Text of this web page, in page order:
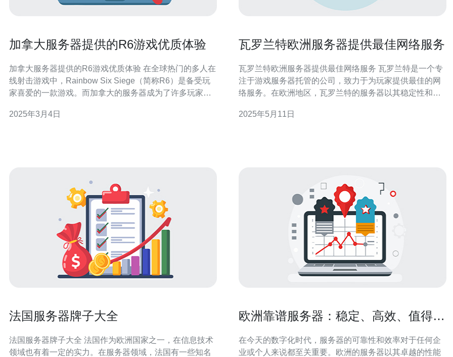
加拿大服务器提供的R6游戏优质体验
加拿大服务器提供的R6游戏优质体验 在全球热门的多人在
线射击游戏中，Rainbow Six Siege（简称R6）是备受玩
家喜爱的一款游戏。而加拿大的服务器成为了许多玩家的
大服务器在R6游戏中的优势和吸引力。 加拿大服务器以其
2025年3月4日
瓦罗兰特欧洲服务器提供最佳网络服务
瓦罗兰特欧洲服务器提供最佳网络服务 瓦罗兰特是一个专
注于游戏服务器托管的公司，致力于为玩家提供最佳的网
络服务。在欧洲地区，瓦罗兰特的服务器以其稳定性和优
备，保证了稳定的性能和快速的响应速度。无论是在多人
2025年5月11日
法国服务器牌子大全
法国服务器牌子大全 法国作为欧洲国家之一，在信息技术
领域也有着一定的实力。在服务器领域，法国有一些知名
欧洲靠谱服务器：稳定、高效、值得信
在今天的数字化时代，服务器的可靠性和效率对于任何企
业或个人来说都至关重要。欧洲的服务器以其卓越的性能